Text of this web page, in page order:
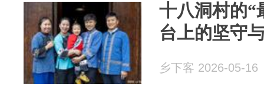
十八洞村的“
台上的坚守
乡下客 2026-05-16